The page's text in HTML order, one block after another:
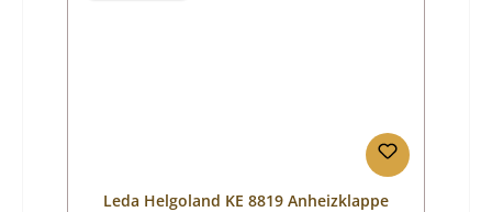
Leda Helgoland KE 8819 Anheizklappe